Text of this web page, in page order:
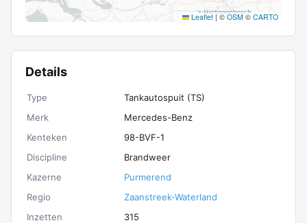
Leaflet | © OSM © CARTO
Details
Type
Tankautospuit (TS)
Merk
Mercedes-Benz
Kenteken
98-BVF-1
Discipline
Brandweer
Kazerne
Purmerend
Regio
Zaanstreek-Waterland
Inzetten
315